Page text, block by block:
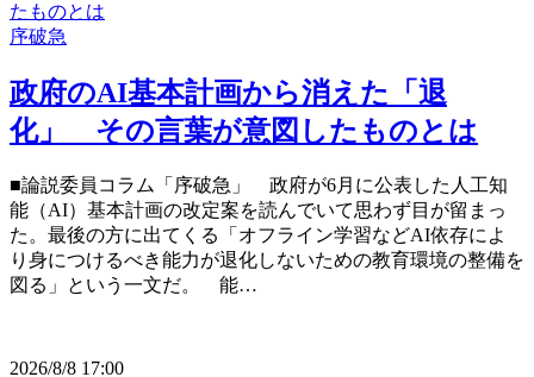
たものとは
序破急
政府のAI基本計画から消えた「退
化」 その言葉が意図したものとは
■論説委員コラム「序破急」 政府が6月に公表した人工知
能（AI）基本計画の改定案を読んでいて思わず目が留まっ
た。最後の方に出てくる「オフライン学習などAI依存によ
り身につけるべき能力が退化しないための教育環境の整備を
図る」という一文だ。 能…
2026/8/8 17:00